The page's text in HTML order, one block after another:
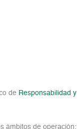
de Responsabilidad y
ámbitos de operación;